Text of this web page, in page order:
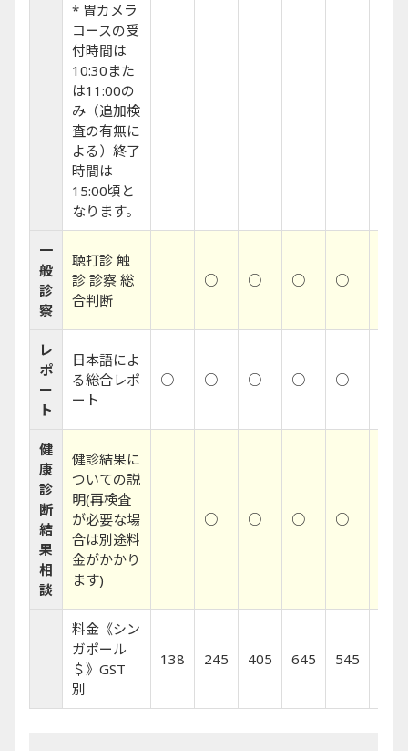
* 胃カメラ
コースの受
付時間は
10:30また
は11:00の
み（追加検
査の有無に
よる）終了
時間は
15:00頃と
なります。
一
般
診
察
聴打診 触
診 診察 総
合判断
○ ○ ○ ○
レ
ポ
ー
ト
日本語によ
る総合レポ
ート
○ ○ ○ ○ ○
健
康
診
断
結
果
相
談
健診結果に
ついての説
明(再検査
が必要な場
合は別途料
金がかかり
ます)
○ ○ ○ ○
料金《シン
ガポール
＄》GST
別
138 245 405 645 545